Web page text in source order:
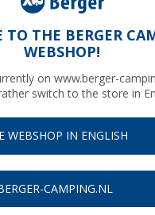
TO THE BERGER
WEBSHOP!
on www.berger-
switch to the store in
WEBSHOP IN ENGLISH
CAMPING.NL